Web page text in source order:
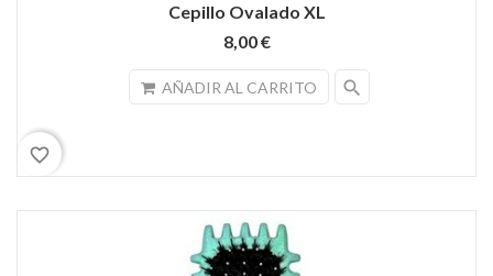
Cepillo Ovalado XL
8,00 €
AÑADIR AL CARRITO search
favorite_border